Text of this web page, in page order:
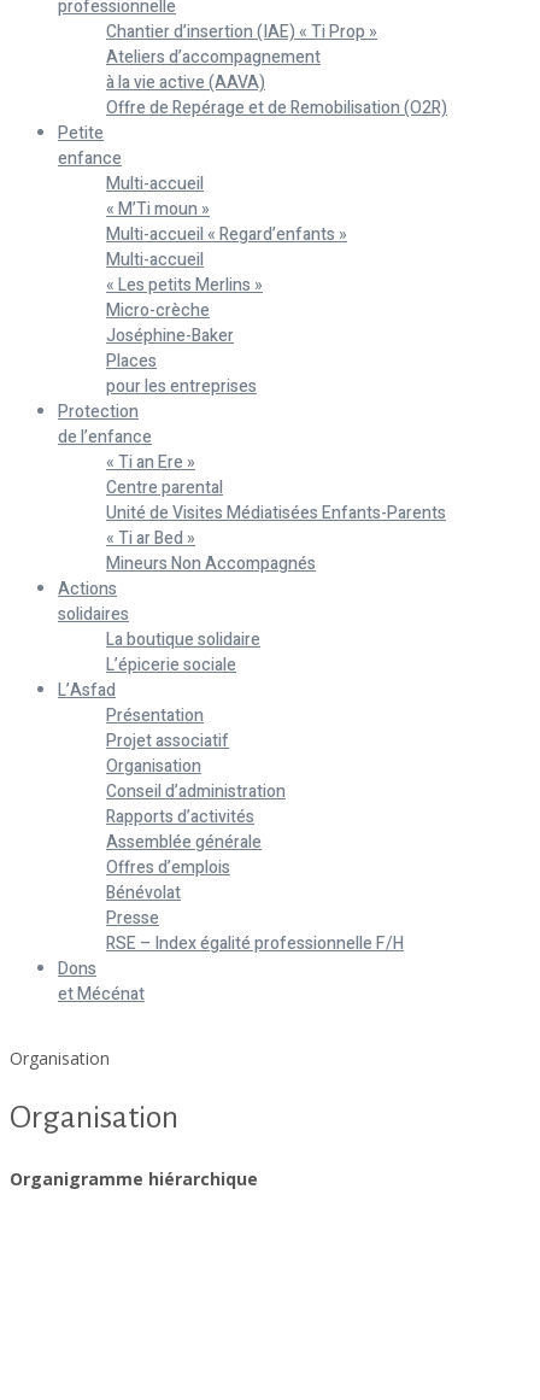
professionnelle
Chantier d’insertion (IAE) « Ti Prop »
Ateliers d’accompagnement
à la vie active (AAVA)
Offre de Repérage et de Remobilisation (O2R)
Petite
enfance
Multi-accueil
« M’Ti moun »
Multi-accueil « Regard’enfants »
Multi-accueil
« Les petits Merlins »
Micro-crèche
Joséphine-Baker
Places
pour les entreprises
Protection
de l’enfance
« Ti an Ere »
Centre parental
Unité de Visites Médiatisées Enfants-Parents
« Ti ar Bed »
Mineurs Non Accompagnés
Actions
solidaires
La boutique solidaire
L’épicerie sociale
L’Asfad
Présentation
Projet associatif
Organisation
Conseil d’administration
Rapports d’activités
Assemblée générale
Offres d’emplois
Bénévolat
Presse
RSE – Index égalité professionnelle F/H
Dons
et Mécénat
Organisation
Organisation
Organigramme hiérarchique